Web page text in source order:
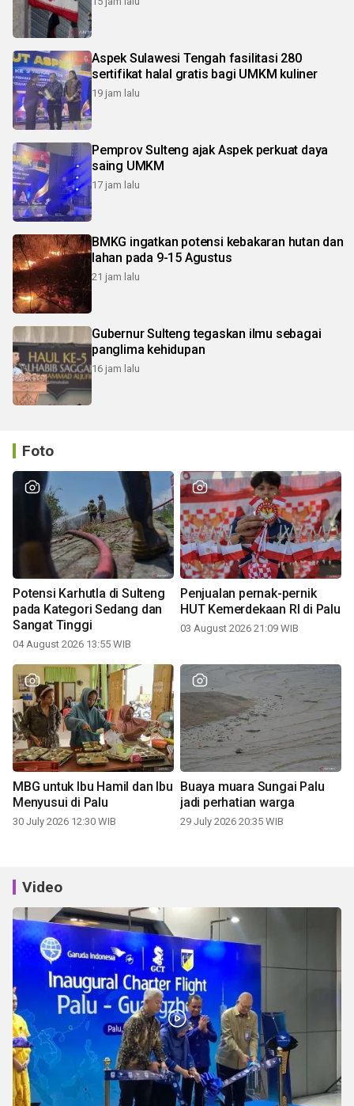
Aspek Sulawesi Tengah fasilitasi 280
sertifikat halal gratis bagi UMKM kuliner
19 jam lalu
Pemprov Sulteng ajak Aspek perkuat daya
saing UMKM
17 jam lalu
BMKG ingatkan potensi kebakaran hutan dan
lahan pada 9-15 Agustus
21 jam lalu
Gubernur Sulteng tegaskan ilmu sebagai
panglima kehidupan
16 jam lalu
Foto
Potensi Karhutla di Sulteng
pada Kategori Sedang dan
Sangat Tinggi
04 August 2026 13:55 WIB
Penjualan pernak-pernik
HUT Kemerdekaan RI di Palu
03 August 2026 21:09 WIB
MBG untuk Ibu Hamil dan Ibu
Menyusui di Palu
30 July 2026 12:30 WIB
Buaya muara Sungai Palu
jadi perhatian warga
29 July 2026 20:35 WIB
Video